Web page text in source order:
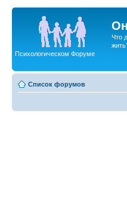
Что
Психологическом Форуме
Список форумов